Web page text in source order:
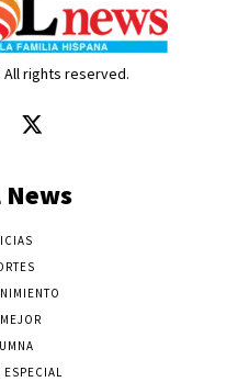
All rights reserved.
News
ESPECIAL